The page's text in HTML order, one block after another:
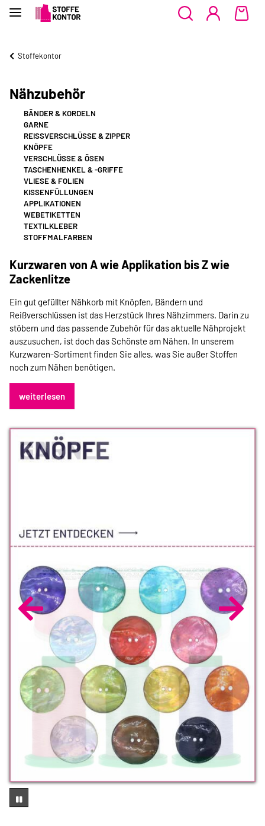
Stoffekontor
Nähzubehör
BÄNDER & KORDELN
GARNE
REISSVERSCHLÜSSE & ZIPPER
KNÖPFE
VERSCHLÜSSE & ÖSEN
TASCHENHENKEL & -GRIFFE
VLIESE & FOLIEN
KISSENFÜLLUNGEN
APPLIKATIONEN
WEBETIKETTEN
TEXTILKLEBER
STOFFMALFARBEN
Kurzwaren von A wie Applikation bis Z wie
Zackenlitze
Ein gut gefüllterNähkorb mit Knöpfen, Bändern und
Reißverschlüssen ist das Herzstück Ihres Nähzimmers. Darin zu
stöbern und das passende Zubehör für das aktuelle Nähprojekt
auszusuchen, ist doch das Schönste am Nähen. In unserem
Kurzwaren-Sortiment finden Sie alles, was Sie außer Stoffen
noch zum Nähen benötigen.
weiterlesen